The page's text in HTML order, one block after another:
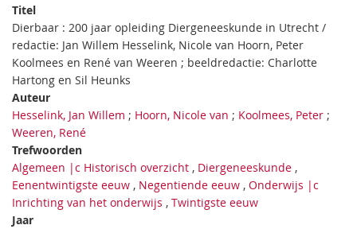
Titel
Dierbaar : 200 jaar opleiding Diergeneeskunde in Utrecht /
redactie: Jan Willem Hesselink, Nicole van Hoorn, Peter
Koolmees en René van Weeren ; beeldredactie: Charlotte
Hartong en Sil Heunks
Auteur
Hesselink, Jan Willem ; Hoorn, Nicole van ; Koolmees, Peter ;
Weeren, René
Trefwoorden
Algemeen |c Historisch overzicht , Diergeneeskunde ,
Eenentwintigste eeuw , Negentiende eeuw , Onderwijs |c
Inrichting van het onderwijs , Twintigste eeuw
Jaar